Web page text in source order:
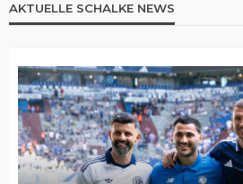
AKTUELLE SCHALKE NEWS